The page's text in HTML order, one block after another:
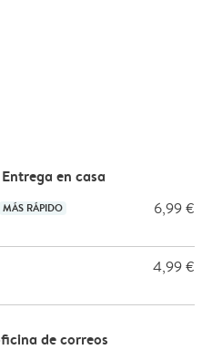
en casa
MÁS RÁPIDO 6,99 €
4,99 €
de correos